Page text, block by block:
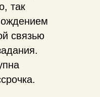
так
связью